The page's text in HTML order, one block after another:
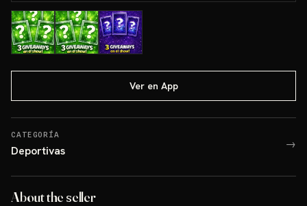
Ver en App
CATEGORÍA
Deportivas →
About the seller